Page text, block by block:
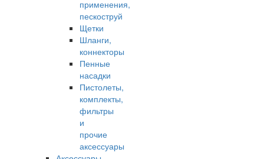
применения,
пескоструй
Щетки
Шланги,
коннекторы
Пенные
насадки
Пистолеты,
комплекты,
фильтры
и
прочие
аксессуары